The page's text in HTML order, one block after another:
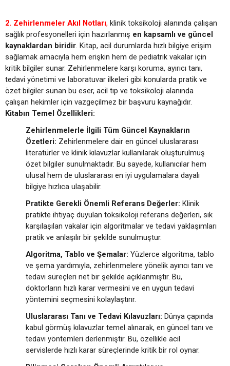
2. Zehirlenmeler Akıl Notları, klinik toksikoloji alanında çalışan
sağlık profesyonelleri için hazırlanmış en kapsamlı ve güncel
kaynaklardan biridir. Kitap, acil durumlarda hızlı bilgiye erişim
sağlamak amacıyla hem erişkin hem de pediatrik vakalar için
kritik bilgiler sunar. Zehirlenmelere karşı koruma, ayırıcı tanı,
tedavi yönetimi ve laboratuvar ilkeleri gibi konularda pratik ve
özet bilgiler sunan bu eser, acil tıp ve toksikoloji alanında
çalışan hekimler için vazgeçilmez bir başvuru kaynağıdır.
Kitabın Temel Özellikleri:
Zehirlenmelerle İlgili Tüm Güncel Kaynakların
Özetleri: Zehirlenmelere dair en güncel uluslararası
literatürler ve klinik kılavuzlar kullanılarak oluşturulmuş
özet bilgiler sunulmaktadır. Bu sayede, kullanıcılar hem
ulusal hem de uluslararası en iyi uygulamalara dayalı
bilgiye hızlıca ulaşabilir.
Pratikte Gerekli Önemli Referans Değerler: Klinik
pratikte ihtiyaç duyulan toksikoloji referans değerleri, sık
karşılaşılan vakalar için algoritmalar ve tedavi yaklaşımları
pratik ve anlaşılır bir şekilde sunulmuştur.
Algoritma, Tablo ve Şemalar: Yüzlerce algoritma, tablo
ve şema yardımıyla, zehirlenmelere yönelik ayırıcı tanı ve
tedavi süreçleri net bir şekilde açıklanmıştır. Bu,
doktorların hızlı karar vermesini ve en uygun tedavi
yöntemini seçmesini kolaylaştırır.
Uluslararası Tanı ve Tedavi Kılavuzları: Dünya çapında
kabul görmüş kılavuzlar temel alınarak, en güncel tanı ve
tedavi yöntemleri derlenmiştir. Bu, özellikle acil
servislerde hızlı karar süreçlerinde kritik bir rol oynar.